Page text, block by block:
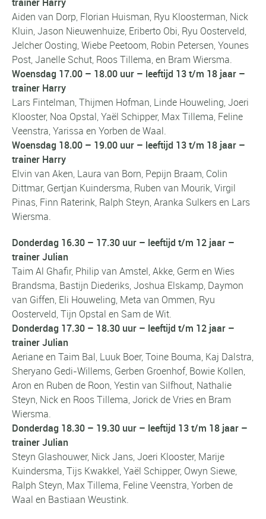
trainer Harry
Aiden van Dorp, Florian Huisman, Ryu Kloosterman, Nick
Kluin, Jason Nieuwenhuize, Eriberto Obi, Ryu Oosterveld,
Jelcher Oosting, Wiebe Peetoom, Robin Petersen, Younes
Post, Janelle Schut, Roos Tillema, en Bram Wiersma.
Woensdag 17.00 – 18.00 uur – leeftijd 13 t/m 18 jaar –
trainer Harry
Lars Fintelman, Thijmen Hofman, Linde Houweling, Joeri
Klooster, Noa Opstal, Yaël Schipper, Max Tillema, Feline
Veenstra, Yarissa en Yorben de Waal.
Woensdag 18.00 – 19.00 uur – leeftijd 13 t/m 18 jaar –
trainer Harry
Elvin van Aken, Laura van Born, Pepijn Braam, Colin
Dittmar, Gertjan Kuindersma, Ruben van Mourik, Virgil
Pinas, Finn Raterink, Ralph Steyn, Aranka Sulkers en Lars
Wiersma.
Donderdag 16.30 – 17.30 uur – leeftijd t/m 12 jaar –
trainer Julian
Taim Al Ghafir, Philip van Amstel, Akke, Germ en Wies
Brandsma, Bastijn Diederiks, Joshua Elskamp, Daymon
van Giffen, Eli Houweling, Meta van Ommen, Ryu
Oosterveld, Tijn Opstal en Sam de Wit.
Donderdag 17.30 – 18.30 uur – leeftijd t/m 12 jaar –
trainer Julian
Aeriane en Taim Bal, Luuk Boer, Toine Bouma, Kaj Dalstra,
Sheryano Gedi-Willems, Gerben Groenhof, Bowie Kollen,
Aron en Ruben de Roon, Yestin van Silfhout, Nathalie
Steyn, Nick en Roos Tillema, Jorick de Vries en Bram
Wiersma.
Donderdag 18.30 – 19.30 uur – leeftijd 13 t/m 18 jaar –
trainer Julian
Steyn Glashouwer, Nick Jans, Joeri Klooster, Marije
Kuindersma, Tijs Kwakkel, Yaël Schipper, Owyn Siewe,
Ralph Steyn, Max Tillema, Feline Veenstra, Yorben de
Waal en Bastiaan Weustink.